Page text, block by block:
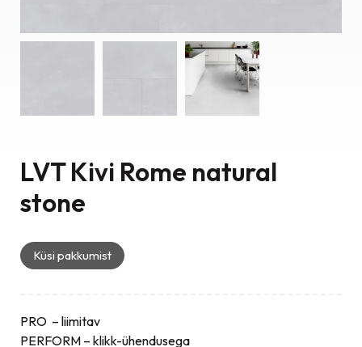
LVT Kivi Rome natural
stone
Küsi pakkumist
PRO – liimitav
PERFORM – klikk-ühendusega